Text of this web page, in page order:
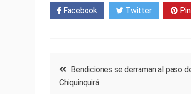
Facebook Twitter
Navegación
Bendiciones se derraman al paso
Chiquinquirá